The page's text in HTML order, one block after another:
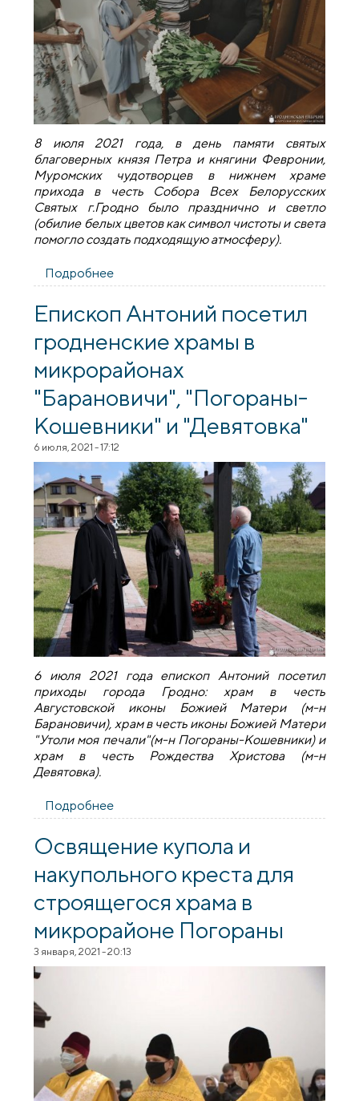
8 июля 2021 года, в день памяти святых
благоверных князя Петра и княгини Февронии,
Муромских чудотворцев в нижнем храме
прихода в честь Собора Всех Белорусских
Святых г.Гродно было празднично и светло
(обилие белых цветов как символ чистоты и света
помогло создать подходящую атмосферу).
Подробнее
Собора Всех Белорусских Святых г.
Гродно с днём семьи, любви и верности
Епископ Антоний посетил
гродненские храмы в
микрорайонах
"Барановичи", "Погораны-
Кошевники" и "Девятовка"
6 июля, 2021 - 17:12
6 июля 2021 года епископ Антоний посетил
приходы города Гродно: храм в честь
Августовской иконы Божией Матери (м-н
Барановичи), храм в честь иконы Божией Матери
"Утоли моя печали"(м-н Погораны-Кошевники) и
храм в честь Рождества Христова (м-н
Девятовка).
Подробнее
гродненские храмы в микрорайонах
"Девятовка"
Освящение купола и
накупольного креста для
строящегося храма в
микрорайоне Погораны
3 января, 2021 - 20:13